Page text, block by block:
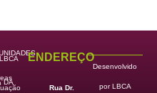
DA
ENDEREÇO
Rua Dr.
Desenvolvido
por LBCA